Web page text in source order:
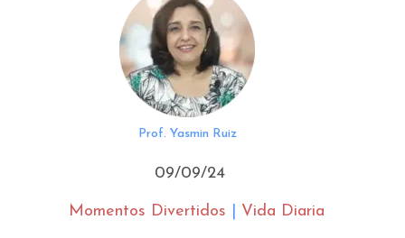
Prof. Yasmin Ruiz
09/09/24
Momentos Divertidos Vida Diaria